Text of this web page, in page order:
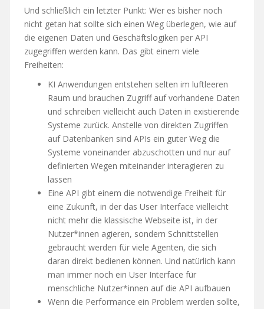
Und schließlich ein letzter Punkt: Wer es bisher noch
nicht getan hat sollte sich einen Weg überlegen, wie auf
die eigenen Daten und Geschäftslogiken per API
zugegriffen werden kann. Das gibt einem viele
Freiheiten:
KI Anwendungen entstehen selten im luftleeren
Raum und brauchen Zugriff auf vorhandene Daten
und schreiben vielleicht auch Daten in existierende
Systeme zurück. Anstelle von direkten Zugriffen
auf Datenbanken sind APIs ein guter Weg die
Systeme voneinander abzuschotten und nur auf
definierten Wegen miteinander interagieren zu
lassen
Eine API gibt einem die notwendige Freiheit für
eine Zukunft, in der das User Interface vielleicht
nicht mehr die klassische Webseite ist, in der
Nutzer*innen agieren, sondern Schnittstellen
gebraucht werden für viele Agenten, die sich
daran direkt bedienen können. Und natürlich kann
man immer noch ein User Interface für
menschliche Nutzer*innen auf die API aufbauen
Wenn die Performance ein Problem werden sollte,